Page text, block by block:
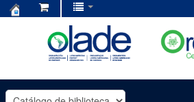
OLADE